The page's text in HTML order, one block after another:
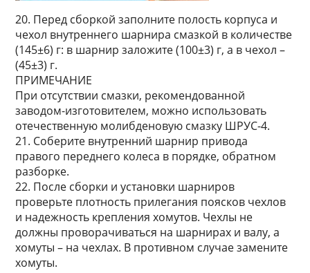
20. Перед сборкой заполните полость корпуса и
чехол внутреннего шарнира смазкой в количестве
(145±6) г: в шарнир заложите (100±3) г, а в чехол –
(45±3) г.
ПРИМЕЧАНИЕ
При отсутствии смазки, рекомендованной
заводом-изготовителем, можно использовать
отечественную молибденовую смазку ШРУС-4.
21. Соберите внутренний шарнир привода
правого переднего колеса в порядке, обратном
разборке.
22. После сборки и установки шарниров
проверьте плотность прилегания поясков чехлов
и надежность крепления хомутов. Чехлы не
должны проворачиваться на шарнирах и валу, а
хомуты – на чехлах. В противном случае замените
хомуты.